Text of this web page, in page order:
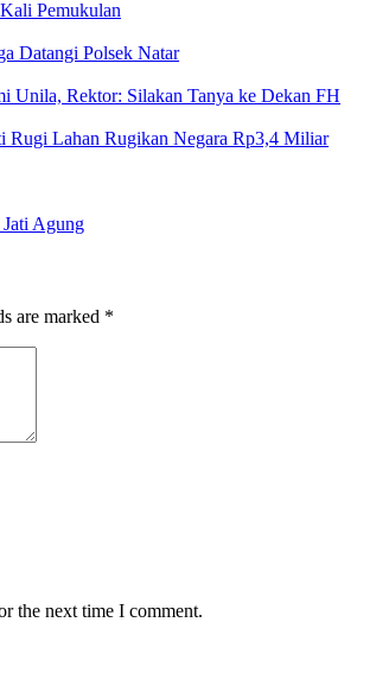
Pemukulan
Datangi Polsek Natar
Unila, Rektor: Silakan Tanya ke Dekan FH
Rugi Lahan Rugikan Negara Rp3,4 Miliar
Agung
are marked *
the next time I comment.